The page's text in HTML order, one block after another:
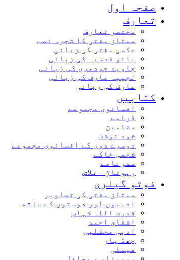
صفحہ اول
تعارف
مختصر تعارف
ممتاز مفتی کا شجرہ نصب
عکسی مفتی کی زبانی
بانو قدسیہ کی زبانی
جاوید چودھری کی زبانی
نجیبہ عارف کی زبانی
عارف کی زبانی
کتابیں
افسانوی مجموعے
ڈرامے
مضامین
خود نوشت
دوسرے دور کے افسانوی مجموعے
شخصی خاکے
سفرنامے
رپوتاژ – تلاش
فوٹو گیلری
ممتاز مفتی کی تصاویر
ادیبوں اور دوستوں کے ساتھ
قدرت اللہ شہاب
اشفاق احمد
ادبی محفلیں
چھڈ یار
فیملی
سیمینار و محافل